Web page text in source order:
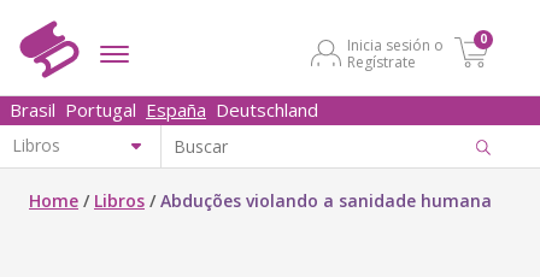
Inicia sesión o
Regístrate
0
Brasil Portugal España Deutschland
Home / Libros /Abduções violando a sanidade humana